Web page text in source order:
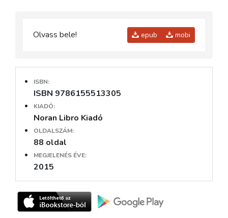
Olvass bele! epub mobi
ISBN:
ISBN 9786155513305
KIADÓ:
Noran Libro Kiadó
OLDALSZÁM:
88 oldal
MEGJELENÉS ÉVE:
2015